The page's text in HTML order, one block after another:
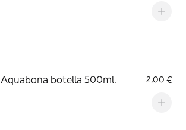
Aquabona botella 500ml. 2,00 €